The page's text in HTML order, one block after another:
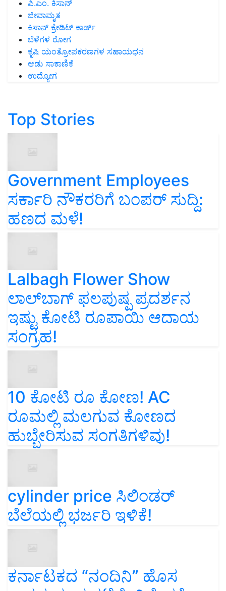
ಪಿ.ಎಂ. ಕಿಸಾನ್
ಜೀವಾಮೃತ
ಕಿಸಾನ್ ಕ್ರೇಡಿಟ್ ಕಾರ್ಡ್
ಬೆಳೆಗಳ ರೋಗ
ಕೃಷಿ ಯಂತ್ರೋಪಕರಣಗಳ ಸಹಾಯಧನ
ಆಡು ಸಾಕಾಣಿಕೆ
ಉದ್ಯೋಗ
Top Stories
Government Employees
ಸರ್ಕಾರಿ ನೌಕರರಿಗೆ ಬಂಪರ್‌ ಸುದ್ದಿ:
ಹಣದ ಮಳೆ!
Lalbagh Flower Show
ಲಾಲ್‌ಬಾಗ್ ಫಲಪುಷ್ಪ ಪ್ರದರ್ಶನ
ಇಷ್ಟು ಕೋಟಿ ರೂಪಾಯಿ ಆದಾಯ
ಸಂಗ್ರಹ!
10 ಕೋಟಿ ರೂ ಕೋಣ! AC
ರೂಮಲ್ಲಿ ಮಲಗುವ ಕೋಣದ
ಹುಬ್ಬೇರಿಸುವ ಸಂಗತಿಗಳಿವು!
cylinder price ಸಿಲಿಂಡರ್‌
ಬೆಲೆಯಲ್ಲಿ ಭರ್ಜರಿ ಇಳಿಕೆ!
ಕರ್ನಾಟಕದ “ನಂದಿನಿ” ಹೊಸ